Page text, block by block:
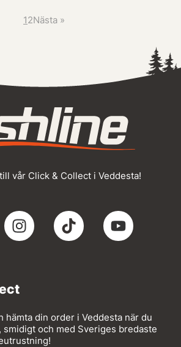
12Nästa »
vår Click & Collect i Veddesta!
hämta din order i Veddesta när du
smidigt och med Sveriges bredaste